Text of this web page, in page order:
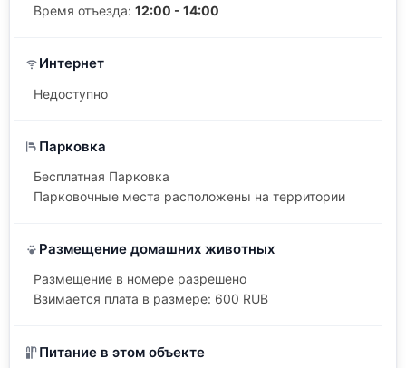
Время отъезда: 12:00 - 14:00
Интернет
Недоступно
Парковка
Бесплатная Парковка
Парковочные места расположены на территории
Размещение домашних животных
Размещение в номере разрешено
Взимается плата в размере: 600 RUB
Питание в этом объекте